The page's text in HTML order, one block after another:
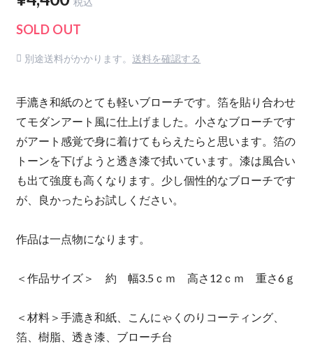
SOLD OUT
別途送料がかかります。 送料を確認する
手漉き和紙のとても軽いブローチです。箔を貼り合わせ
てモダンアート風に仕上げました。小さなブローチです
がアート感覚で身に着けてもらえたらと思います。箔の
トーンを下げようと透き漆で拭いています。漆は風合い
も出て強度も高くなります。少し個性的なブローチです
が、良かったらお試しください。
作品は一点物になります。
＜作品サイズ＞ 約 幅3.5ｃｍ 高さ12ｃｍ 重さ6ｇ
＜材料＞手漉き和紙、こんにゃくのりコーティング、
箔、樹脂、透き漆、ブローチ台